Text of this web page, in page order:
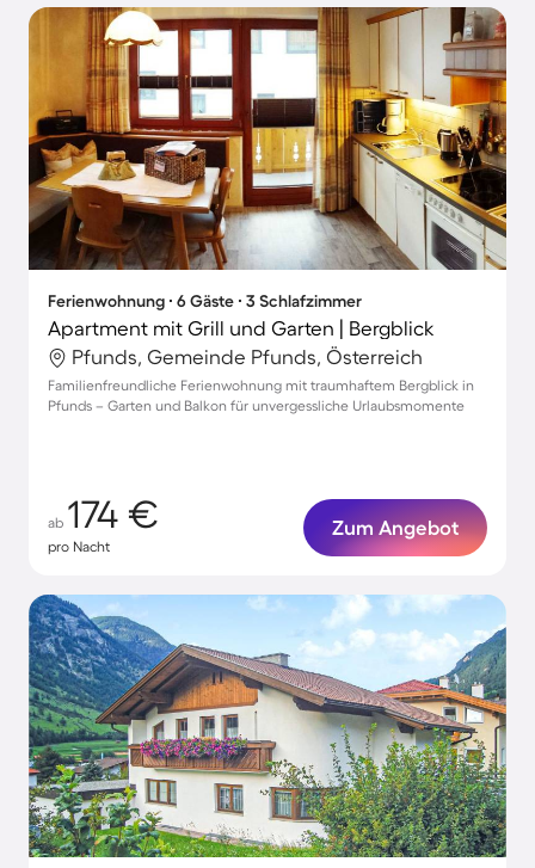
Ferienwohnung ∙ 6 Gäste ∙ 3 Schlafzimmer
Apartment mit Grill und Garten | Bergblick
Pfunds, Gemeinde Pfunds, Österreich
Familienfreundliche Ferienwohnung mit traumhaftem Bergblick in
Pfunds – Garten und Balkon für unvergessliche Urlaubsmomente
ab 174 €
pro Nacht
Zum Angebot